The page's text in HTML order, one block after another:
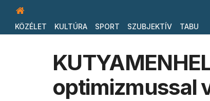
KÖZÉLET KULTÚRA SPORT SZUBJEKTÍV TABU
optimizmussal